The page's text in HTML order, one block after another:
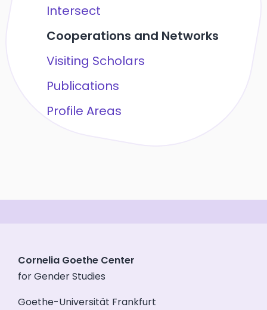
Intersect
Cooperations and Networks
Visiting Scholars
Publications
Profile Areas
Cornelia Goethe Center
for Gender Studies
Goethe-Universität Frankfurt